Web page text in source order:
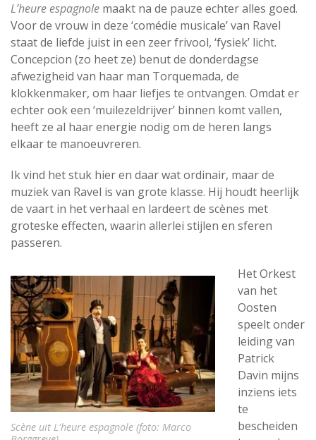
L’heure espagnole maakt na de pauze echter alles goed.
Voor de vrouw in deze ‘comédie musicale’ van Ravel
staat de liefde juist in een zeer frivool, ‘fysiek’ licht.
Concepcion (zo heet ze) benut de donderdagse
afwezigheid van haar man Torquemada, de
klokkenmaker, om haar liefjes te ontvangen. Omdat er
echter ook een ‘muilezeldrijver’ binnen komt vallen,
heeft ze al haar energie nodig om de heren langs
elkaar te manoeuvreren.
Ik vind het stuk hier en daar wat ordinair, maar de
muziek van Ravel is van grote klasse. Hij houdt heerlijk
de vaart in het verhaal en lardeert de scènes met
groteske effecten, waarin allerlei stijlen en sferen
passeren.
Scène uit L'heure espagnole (foto: Marco
Het Orkest
van het
Oosten
speelt onder
leiding van
Patrick
Davin mijns
inziens iets
te
bescheiden